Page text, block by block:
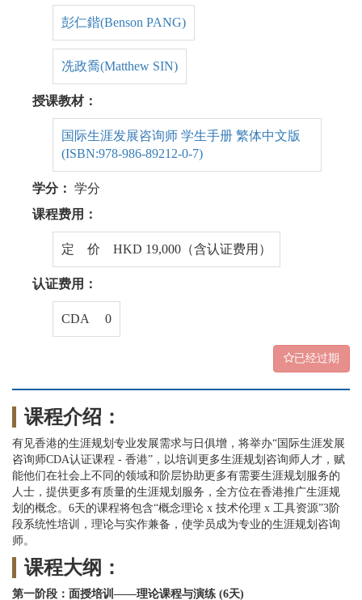
彭仁鍇(Benson PANG)
冼政喬(Matthew SIN)
授课教材：
国际生涯发展咨询师 学生手册 繁体中文版
(ISBN:978-986-89212-0-7)
学分： 学分
课程费用：
定 价 HKD 19,000（含认证费用）
认证费用：
CDA 0
已经过期
课程介绍：
有见香港的生涯规划专业发展需求与日俱增，将举办“国际生涯发展
咨询师CDA认证课程 - 香港”，以培训更多生涯规划咨询师人才，赋
能他们在社会上不同的领域和阶层协助更多有需要生涯规划服务的
人士，提供更多有质量的生涯规划服务，全方位在香港推广生涯规
划的概念。6天的课程将包含“概念理论 x 技术伦理 x 工具资源”3阶
段系统性培训，理论与实作兼备，使学员成为专业的生涯规划咨询
师。
课程大纲：
第一阶段：面授培训——理论课程与演练 (6天)